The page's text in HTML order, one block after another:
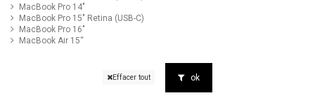
MacBook Pro 14"
MacBook Pro 15" Retina (USB-C)
MacBook Pro 16"
MacBook Air 15“
Effacer tout ok